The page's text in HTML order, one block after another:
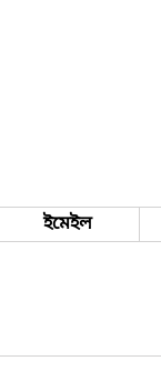
ইমেইল